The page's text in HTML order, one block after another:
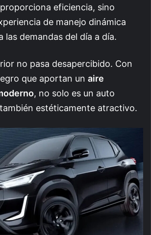
eficiencia, sino
de manejo dinámica
las demandas del día a día.
no pasa desapercibido. Con
que aportan un aire
, no solo es un auto
estéticamente atractivo.